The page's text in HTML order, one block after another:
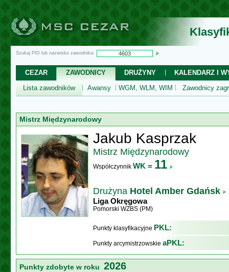
Szukaj PID lub nazwisko zawodnika:
CEZAR ZAWODNICY DRUŻYNY
KALENDARZ I
Lista zawodników
Awansy WGM, WLM, WIM Zawodnicy
Mistrz Międzynarodowy
Jakub Kasprzak
Mistrz Międzynarodowy
Współczynnik WK = 11
Drużyna Hotel Amber Gdańsk
Liga Okręgowa
Pomorski WZBS (PM)
Punkty klasyfikacyjne PKL:
Punkty arcymistrzowskie aPKL:
Punkty zdobyte w roku 2026